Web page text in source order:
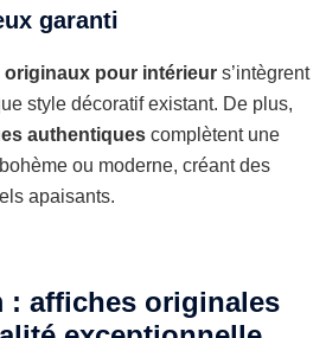
garanti
originaux pour intérieur s’intègrent
style décoratif existant. De plus,
authentiques complètent une
ou moderne, créant des
apaisants.
: affiches originales